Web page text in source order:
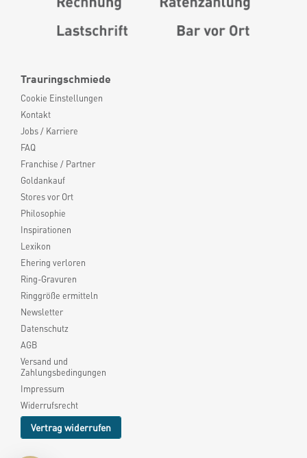
Trauringschmiede
Cookie Einstellungen
Kontakt
Jobs / Karriere
FAQ
Franchise / Partner
Goldankauf
Stores vor Ort
Philosophie
Inspirationen
Lexikon
Ehering verloren
Ring-Gravuren
Ringgröße ermitteln
Newsletter
Datenschutz
AGB
Versand und
Zahlungsbedingungen
Impressum
Widerrufsrecht
Vertrag widerrufen